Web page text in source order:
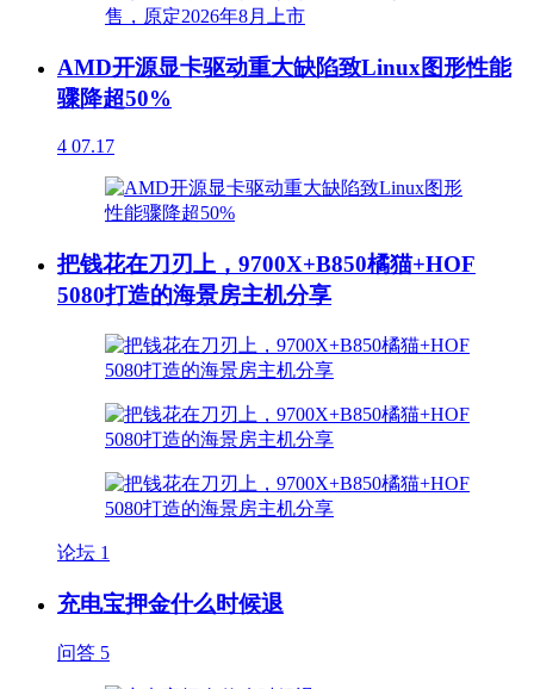
AMD开源显卡驱动重大缺陷致Linux图形性能
骤降超50%
4 07.17
把钱花在刀刃上，9700X+B850橘猫+HOF
5080打造的海景房主机分享
论坛 1
充电宝押金什么时候退
问答 5